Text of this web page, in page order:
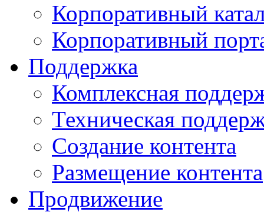
Корпоративный
Корпоративный
Поддержка
Комплексная
Техническая
Создание контента
Размещение контента
Продвижение